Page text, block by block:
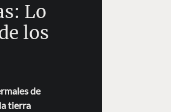
Lo
los
de
tierra